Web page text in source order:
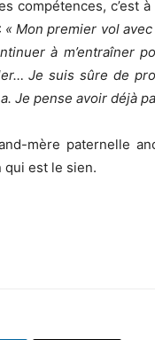
compétences, c’est
« Mon premier vol
à m’entraîner
Je suis sûre de
Je pense avoir déjà
mère paternelle
qui est le sien.